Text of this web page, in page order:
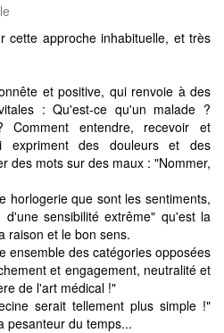
cette approche inhabituelle, et très
et positive, qui renvoie à des
: Qu'est-ce qu'un malade ?
Comment entendre, recevoir et
expriment des douleurs et des
des mots sur des maux : "Nommer,
horlogerie que sont les sentiments,
sensibilité extrême" qu'est la
raison et le bon sens.
ensemble des catégories opposées
et engagement, neutralité et
de l'art médical !"
serait tellement plus simple !"
pesanteur du temps...